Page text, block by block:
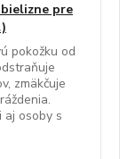
pre
pokožku od
zmäkčuje
aj osoby s